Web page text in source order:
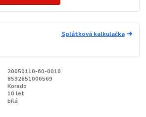
Splátková kalkulačka
20050110-60-0010
8592651006569
Korado
10 let
bílá